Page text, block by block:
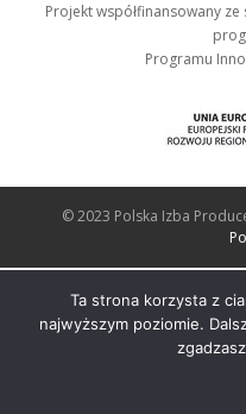
Ta strona korzysta z
najwyższym poziomie.
Projekt współfinansowany
Programu
© 2023 Polska Izba